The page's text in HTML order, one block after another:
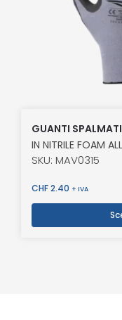
GUANTI SPALMATI
IN NITRILE FOAM
SKU: MAV0315
CHF2.40 + IVA